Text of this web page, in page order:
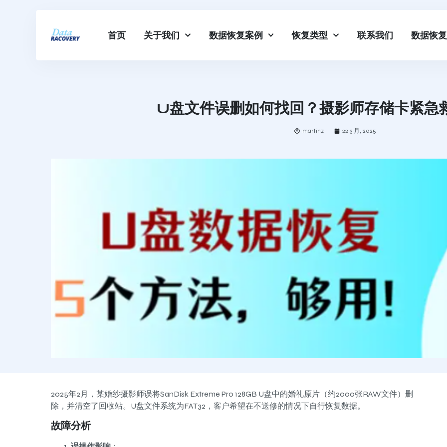
首页 关于我们 数据恢复案例 恢复类型 联系我们 数据恢
U盘文件误删如何找回？摄影师存储卡紧急
martinz 22 3 月, 2025
2025年2月，某婚纱摄影师误将SanDisk Extreme Pro 128GB U盘中的婚礼原片（约2000张RAW文件）删
除，并清空了回收站。U盘文件系统为FAT32，客户希望在不送修的情况下自行恢复数据。
故障分析